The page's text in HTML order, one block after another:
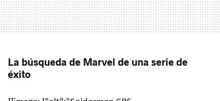
La búsqueda de Marvel de una serie de
éxito